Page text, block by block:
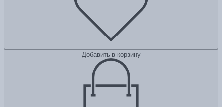
Добавить в корзину